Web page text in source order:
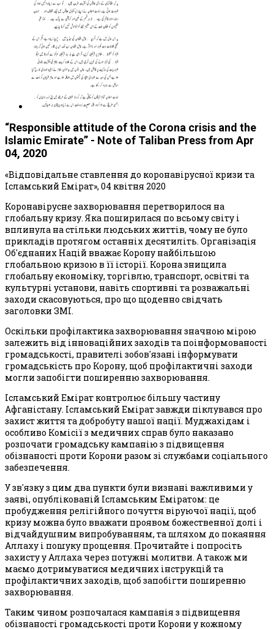
“Responsible attitude of the Corona crisis and the
Islamic Emirate” - Note of Taliban Press from Apr
04, 2020
«Відповідальне ставлення до коронавірусної кризи та
Ісламський Емірат», 04 квітня 2020
Коронавірусне захворювання перетворилося на
глобальну кризу. Яка поширилася по всьому світу і
вплинула на стільки людських життів, чому не було
прикладів протягом останніх десятиліть. Організація
Об'єднаних Націй вважає Корону найбільшою
глобальною кризою в її історії. Корона знищила
глобальну економіку, торгівлю, транспорт, освітні та
культурні установи, навіть спортивні та розважальні
заходи скасовуються, про що щоденно свідчать
заголовки ЗМІ.
Оскільки профілактика захворювання значною мірою
залежить від інноваційних заходів та поінформованості
громадськості, правителі зобов'язані інформувати
громадськість про Корону, щоб профілактичні заходи
могли запобігти поширенню захворювання.
Ісламський Емірат контролює більшу частину
Афганістану. Ісламський Емірат завжди піклувався про
захист життя та добробуту нашої нації. Муджахідам і
особливо Комісії з медичних справ було наказано
розпочати громадську кампанію з підвищення
обізнаності проти Корони разом зі службами соціального
забезпечення.
У зв'язку з цим два пункти були визнані важливими у
заяві, опублікованій Ісламським Еміратом: це
пробудження релігійного почуття віруючої нації, щоб
кризу можна було вважати проявом божественної долі і
відчайдушним випробуванням, та шляхом до покаяння
Аллаху і пошуку прощення. Прочитайте і попросіть
захисту у Аллаха через потужні молитви. А також ми
маємо дотримуватися медичних інструкцій та
профілактичних заходів, щоб запобігти поширенню
захворювання.
Таким чином розпочалася кампанія з підвищення
обізнаності громадськості проти Корони у кожному